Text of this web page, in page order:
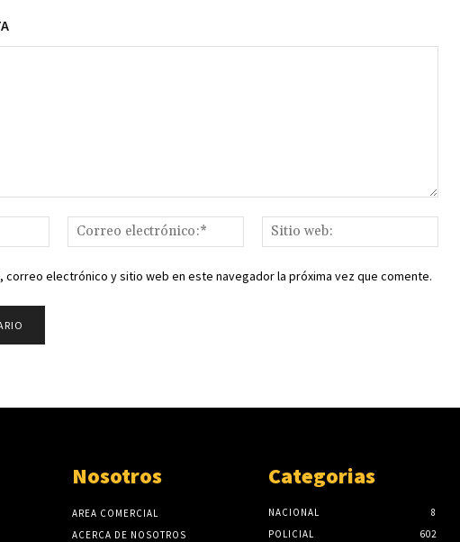
Nombre:*
Correo
electrónico:*
web:
correo electrónico y sitio web en este navegador la próxima vez que comente.
Nosotros
AREA COMERCIAL
ACERCA DE NOSOTROS
Categorias
NACIONAL
8
POLICIAL
602